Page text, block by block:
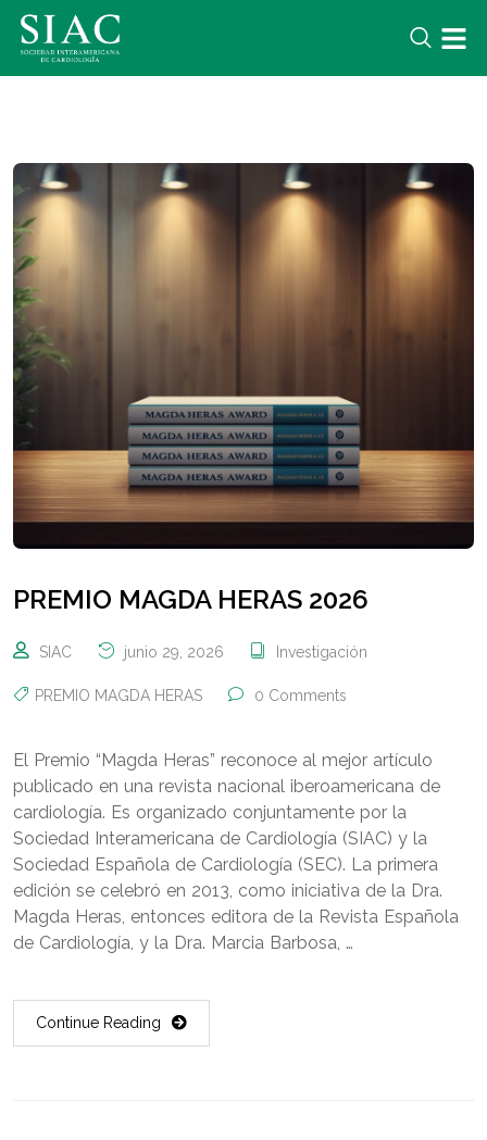
PREMIO MAGDA HERAS 2026
SIAC junio 29, 2026 Investigación
PREMIO MAGDA HERAS 0 Comments
El Premio “Magda Heras” reconoce al mejor artículo
publicado en una revista nacional iberoamericana de
cardiología. Es organizado conjuntamente por la
Sociedad Interamericana de Cardiología (SIAC) y la
Sociedad Española de Cardiología (SEC). La primera
edición se celebró en 2013, como iniciativa de la Dra.
Magda Heras, entonces editora de la Revista Española
de Cardiología, y la Dra. Marcia Barbosa, …
Continue Reading